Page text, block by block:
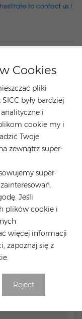
Cookies
pliki
były bardziej
i
cookie my i
Twoje
zewnątrz super-
super-
Jeśli
plików cookie i
więcej informacji
zapoznaj się z
Reject
Na Dachu
Słonecznych
Dachu
Sheet Roof
sheet metal
lub
poniższy
tak szybko, jak